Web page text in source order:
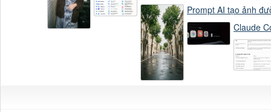
Prompt AI tạo ảnh
Claude